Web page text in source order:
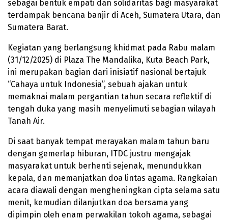
sebagai bentuk empati dan solidaritas bagi masyarakat
terdampak bencana banjir di Aceh, Sumatera Utara, dan
Sumatera Barat.
Kegiatan yang berlangsung khidmat pada Rabu malam
(31/12/2025) di Plaza The Mandalika, Kuta Beach Park,
ini merupakan bagian dari inisiatif nasional bertajuk
“Cahaya untuk Indonesia”, sebuah ajakan untuk
memaknai malam pergantian tahun secara reflektif di
tengah duka yang masih menyelimuti sebagian wilayah
Tanah Air.
Di saat banyak tempat merayakan malam tahun baru
dengan gemerlap hiburan, ITDC justru mengajak
masyarakat untuk berhenti sejenak, menundukkan
kepala, dan memanjatkan doa lintas agama. Rangkaian
acara diawali dengan mengheningkan cipta selama satu
menit, kemudian dilanjutkan doa bersama yang
dipimpin oleh enam perwakilan tokoh agama, sebagai